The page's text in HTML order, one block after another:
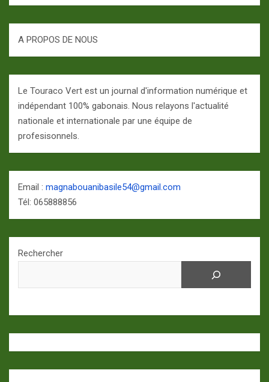
A PROPOS DE NOUS
Le Touraco Vert est un journal d'information numérique et
indépendant 100% gabonais. Nous relayons l'actualité
nationale et internationale par une équipe de
profesisonnels.
Email : magnabouanibasile54@gmail.com
Tél: 065888856
Rechercher